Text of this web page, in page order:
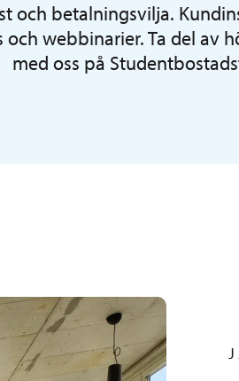
och betalningsvilja.
webbinarier. Ta del av
med oss på
J